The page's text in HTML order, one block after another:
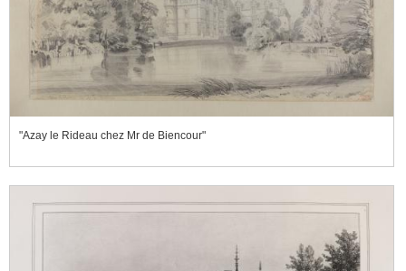
"Azay le Rideau chez Mr de Biencour"